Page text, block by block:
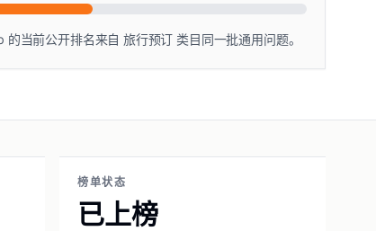
的当前公开排名来自 旅行预订 类目同一批通用问题。
榜单状态
已上榜